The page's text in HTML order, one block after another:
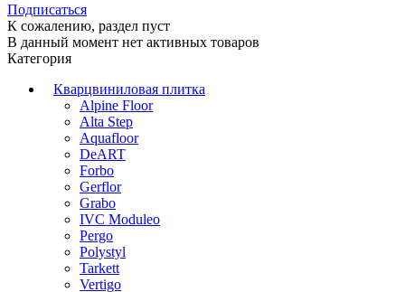
Подписаться
К сожалению, раздел пуст
В данный момент нет активных товаров
Категория
Кварцвиниловая плитка
Alpine Floor
Alta Step
Aquafloor
DeART
Forbo
Gerflor
Grabo
IVC Moduleo
Pergo
Polystyl
Tarkett
Vertigo